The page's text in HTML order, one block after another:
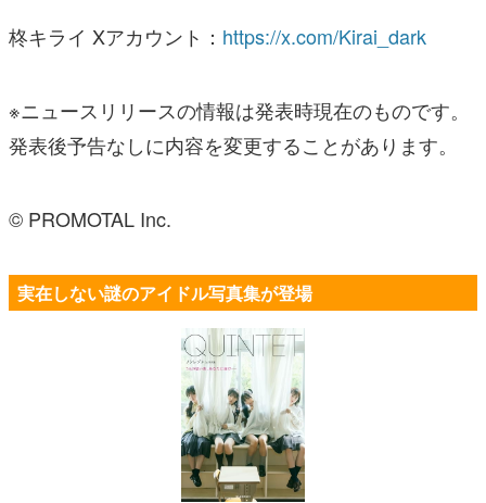
柊キライ Xアカウント： https://x.com/Kirai_dark
※ニュースリリースの情報は発表時現在のものです。
発表後予告なしに内容を変更することがあります。
© PROMOTAL Inc.
実在しない謎のアイドル写真集が登場